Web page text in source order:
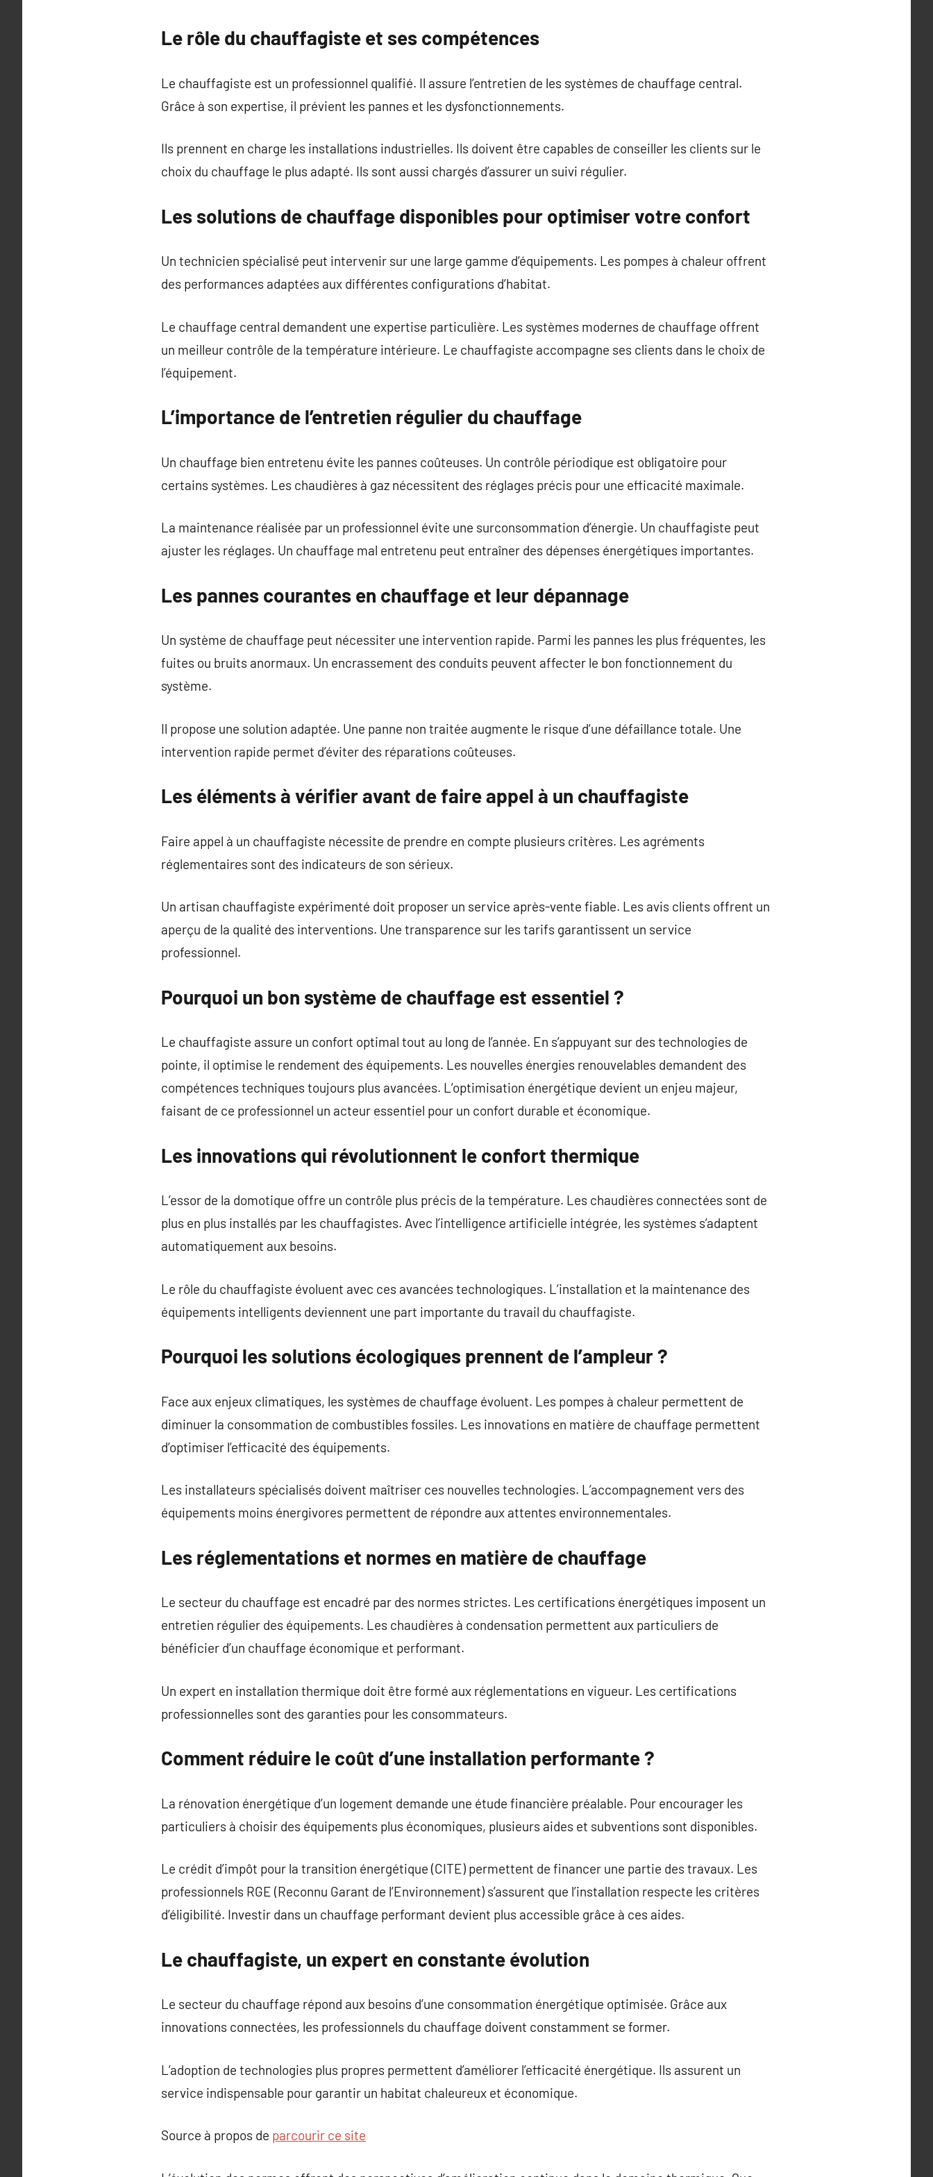
Le rôle du chauffagiste et ses compétences
Le chauffagiste est un professionnel qualifié. Il assure l’entretien de les systèmes de chauffage central.
Grâce à son expertise, il prévient les pannes et les dysfonctionnements.
Ils prennent en charge les installations industrielles. Ils doivent être capables de conseiller les clients sur le
choix du chauffage le plus adapté. Ils sont aussi chargés d’assurer un suivi régulier.
Les solutions de chauffage disponibles pour optimiser votre confort
Un technicien spécialisé peut intervenir sur une large gamme d’équipements. Les pompes à chaleur offrent
des performances adaptées aux différentes configurations d’habitat.
Le chauffage central demandent une expertise particulière. Les systèmes modernes de chauffage offrent
un meilleur contrôle de la température intérieure. Le chauffagiste accompagne ses clients dans le choix de
l’équipement.
L’importance de l’entretien régulier du chauffage
Un chauffage bien entretenu évite les pannes coûteuses. Un contrôle périodique est obligatoire pour
certains systèmes. Les chaudières à gaz nécessitent des réglages précis pour une efficacité maximale.
La maintenance réalisée par un professionnel évite une surconsommation d’énergie. Un chauffagiste peut
ajuster les réglages. Un chauffage mal entretenu peut entraîner des dépenses énergétiques importantes.
Les pannes courantes en chauffage et leur dépannage
Un système de chauffage peut nécessiter une intervention rapide. Parmi les pannes les plus fréquentes, les
fuites ou bruits anormaux. Un encrassement des conduits peuvent affecter le bon fonctionnement du
système.
Il propose une solution adaptée. Une panne non traitée augmente le risque d’une défaillance totale. Une
intervention rapide permet d’éviter des réparations coûteuses.
Les éléments à vérifier avant de faire appel à un chauffagiste
Faire appel à un chauffagiste nécessite de prendre en compte plusieurs critères. Les agréments
réglementaires sont des indicateurs de son sérieux.
Un artisan chauffagiste expérimenté doit proposer un service après-vente fiable. Les avis clients offrent un
aperçu de la qualité des interventions. Une transparence sur les tarifs garantissent un service
professionnel.
Pourquoi un bon système de chauffage est essentiel ?
Le chauffagiste assure un confort optimal tout au long de l’année. En s’appuyant sur des technologies de
pointe, il optimise le rendement des équipements. Les nouvelles énergies renouvelables demandent des
compétences techniques toujours plus avancées. L’optimisation énergétique devient un enjeu majeur,
faisant de ce professionnel un acteur essentiel pour un confort durable et économique.
Les innovations qui révolutionnent le confort thermique
L’essor de la domotique offre un contrôle plus précis de la température. Les chaudières connectées sont de
plus en plus installés par les chauffagistes. Avec l’intelligence artificielle intégrée, les systèmes s’adaptent
automatiquement aux besoins.
Le rôle du chauffagiste évoluent avec ces avancées technologiques. L’installation et la maintenance des
équipements intelligents deviennent une part importante du travail du chauffagiste.
Pourquoi les solutions écologiques prennent de l’ampleur ?
Face aux enjeux climatiques, les systèmes de chauffage évoluent. Les pompes à chaleur permettent de
diminuer la consommation de combustibles fossiles. Les innovations en matière de chauffage permettent
d’optimiser l’efficacité des équipements.
Les installateurs spécialisés doivent maîtriser ces nouvelles technologies. L’accompagnement vers des
équipements moins énergivores permettent de répondre aux attentes environnementales.
Les réglementations et normes en matière de chauffage
Le secteur du chauffage est encadré par des normes strictes. Les certifications énergétiques imposent un
entretien régulier des équipements. Les chaudières à condensation permettent aux particuliers de
bénéficier d’un chauffage économique et performant.
Un expert en installation thermique doit être formé aux réglementations en vigueur. Les certifications
professionnelles sont des garanties pour les consommateurs.
Comment réduire le coût d’une installation performante ?
La rénovation énergétique d’un logement demande une étude financière préalable. Pour encourager les
particuliers à choisir des équipements plus économiques, plusieurs aides et subventions sont disponibles.
Le crédit d’impôt pour la transition énergétique (CITE) permettent de financer une partie des travaux. Les
professionnels RGE (Reconnu Garant de l’Environnement) s’assurent que l’installation respecte les critères
d’éligibilité. Investir dans un chauffage performant devient plus accessible grâce à ces aides.
Le chauffagiste, un expert en constante évolution
Le secteur du chauffage répond aux besoins d’une consommation énergétique optimisée. Grâce aux
innovations connectées, les professionnels du chauffage doivent constamment se former.
L’adoption de technologies plus propres permettent d’améliorer l’efficacité énergétique. Ils assurent un
service indispensable pour garantir un habitat chaleureux et économique.
Source à propos de parcourir ce site